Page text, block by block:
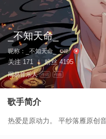
_不知天命_
昵称： _不知天命_
关注 171 | 粉丝 4195
网易音乐人 作词 作曲
歌手简介